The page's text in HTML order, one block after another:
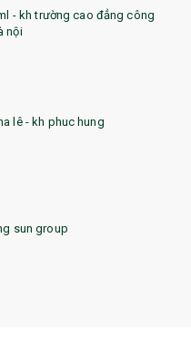
- kh trường cao đẳng công
nội
lê - kh phuc hung
sun group